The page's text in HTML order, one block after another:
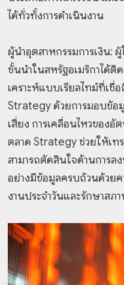
ได้ทั่วทั้งการดำเนินงาน
ผู้นำอุตสาหกรรมการเงิน:
ชั้นนำในสหรัฐอเมริกาได้ติ
เคราะห์แบบเรียลไทม์ที่เชื่
Strategy ด้วยการมอบข้อ
เสี่ยง การเคลื่อนไหวของ
ตลาด Strategy ช่วยให้เท
สามารถตัดสินใจด้านการล
อย่างมีข้อมูลครบถ้วนด้วย
งานประจำวันและรักษาสภ